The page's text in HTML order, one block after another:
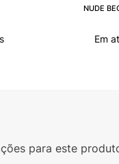
NUDE
Em
para este